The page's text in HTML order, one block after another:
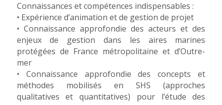
Connaissances et compétences indispensables :
• Expérience d’animation et de gestion de projet
• Connaissance approfondie des acteurs et des
enjeux de gestion dans les aires marines
protégées de France métropolitaine et d’Outre-
mer
• Connaissance approfondie des concepts et
méthodes mobilisés en SHS (approches
qualitatives et quantitatives) pour l’étude des